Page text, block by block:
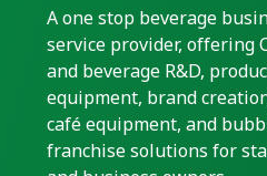
A one stop beverage
service provider, offering
and beverage R&D,
equipment, brand
café equipment, and
franchise solutions for